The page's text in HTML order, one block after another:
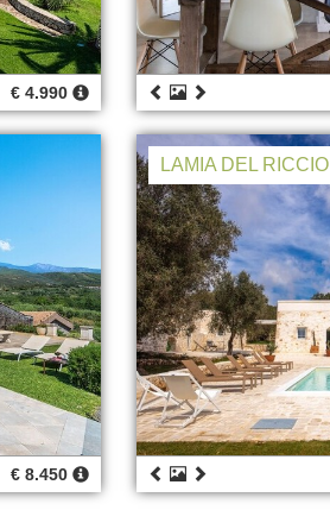
€ 4.990
€ 8.450
LAMIA DEL RICCIO